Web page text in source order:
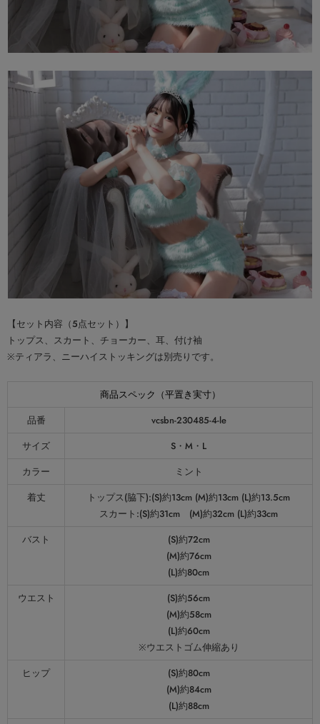
【セット内容（5点セット）】
トップス、スカート、チョーカー、耳、付け袖
※ティアラ、ニーハイストッキングは別売りです。
商品スペック（平置き実寸）
品番
vcsbn-230485-4-le
サイズ
S・M・L
カラー
ミント
着丈
トップス(脇下):(S)約13cm (M)約13cm (L)約13.5cm
スカート:(S)約31cm (M)約32cm (L)約33cm
バスト
(S)約72cm
(M)約76cm
(L)約80cm
ウエスト
(S)約56cm
(M)約58cm
(L)約60cm
※ウエストゴム伸縮あり
ヒップ
(S)約80cm
(M)約84cm
(L)約88cm